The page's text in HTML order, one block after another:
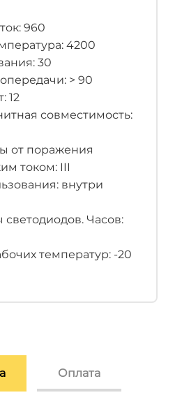
960
4200
30
> 90
12
совместимость:
от поражения
током: III
внутри
Часов:
температур: -20
Оплата